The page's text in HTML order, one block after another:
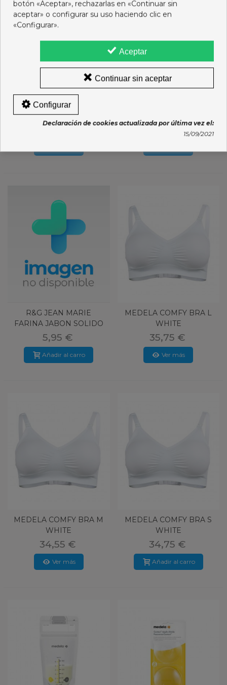
MEDELA COMFY BRA M
BLACK
34,75 €
R&G JEAN MARIE
FARINA JABON SOLIDO
100G
5,95 €
Añadir al carro
MEDELA COMFY BRA L
WHITE
35,75 €
Ver más
MEDELA COMFY BRA M
WHITE
34,55 €
Ver más
MEDELA COMFY BRA S
WHITE
34,75 €
Añadir al carro
botón «Aceptar», rechazarlas en «Continuar sin
aceptar» o configurar su uso haciendo clic en
«Configurar».
Aceptar
Continuar sin aceptar
Configurar
Declaración de cookies actualizada por última vez el:
15/09/2021